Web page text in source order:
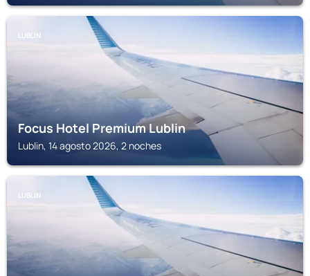
LUBLIN
Focus Hotel Premium Lublin
Lublin, 14 agosto 2026, 2 noches
LUBLIN